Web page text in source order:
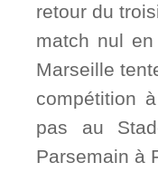
retour du
match nul en
Marseille
compétition
pas au
Parsemain à